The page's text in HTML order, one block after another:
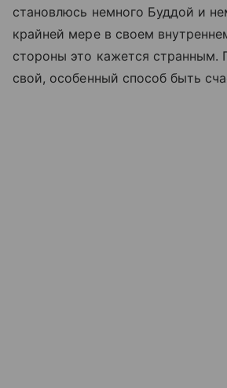
становлюсь немного Буддой и
крайней мере в своем
стороны это кажется странным.
свой, особенный способ быть